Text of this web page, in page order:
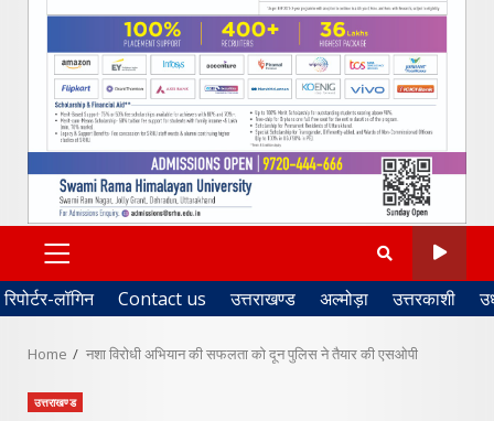
PRIMARY
MENU
रिपोर्टर-लॉगिन Contact us उत्तराखण्ड अल्मोड़ा उत्तरकाशी
Home नशा विरोधी अभियान की सफलता को दून पुलिस ने तैयार की एसओपी
उत्तराखण्ड